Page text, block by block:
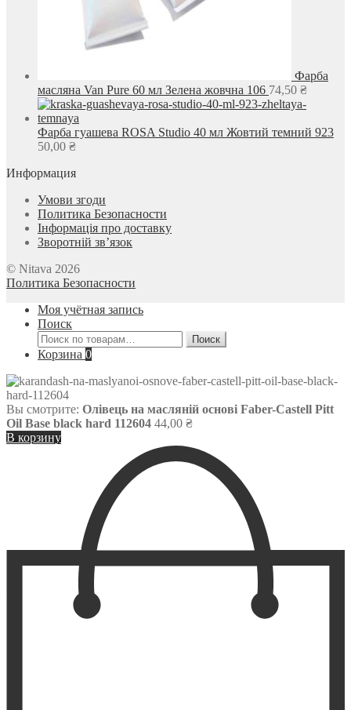
Фарба
масляна Van Pure 60 мл Зелена жовчна 106 74,50 ₴
Фарба гуашева ROSA Studio 40 мл Жовтий темний 923
50,00 ₴
Информация
Умови згоди
Политика Безопасности
Інформація про доставку
Зворотній зв’язок
© Nitava 2026
Политика Безопасности
Моя учётная запись
Поиск
Искать:
Поиск
Корзина 0
Вы смотрите: Олівець на масляній основі Faber-Castell Pitt
Oil Base black hard 112604 44,00 ₴
В корзину